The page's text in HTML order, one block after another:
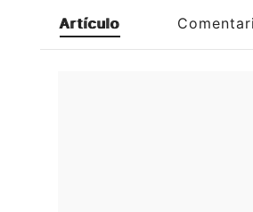
Artículo